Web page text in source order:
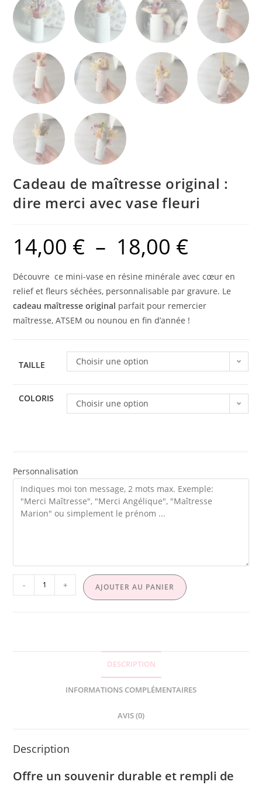
Cadeau de maîtresse original :
dire merci avec vase fleuri
14,00 € – 18,00 €
Découvre ce mini-vase en résine minérale avec cœur en
relief et fleurs séchées, personnalisable par gravure. Le
cadeau maîtresse original parfait pour remercier
maîtresse, ATSEM ou nounou en fin d’année !
TAILLE Choisir une option
COLORIS Choisir une option
Personnalisation
- + AJOUTER AU PANIER
DESCRIPTION
INFORMATIONS COMPLÉMENTAIRES
AVIS (0)
Description
Offre un souvenir durable et rempli de